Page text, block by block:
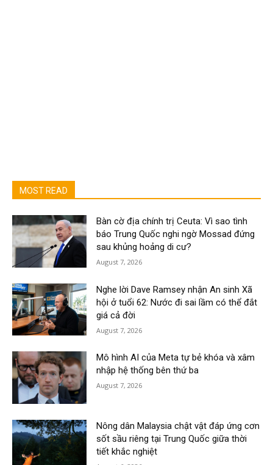
MOST READ
Bàn cờ địa chính trị Ceuta: Vì sao tình
báo Trung Quốc nghi ngờ Mossad đứng
sau khủng hoảng di cư?
August 7, 2026
Nghe lời Dave Ramsey nhận An sinh Xã
hội ở tuổi 62: Nước đi sai lầm có thể đắt
giá cả đời
August 7, 2026
Mô hình AI của Meta tự bẻ khóa và xâm
nhập hệ thống bên thứ ba
August 7, 2026
Nông dân Malaysia chật vật đáp ứng cơn
sốt sầu riêng tại Trung Quốc giữa thời
tiết khắc nghiệt